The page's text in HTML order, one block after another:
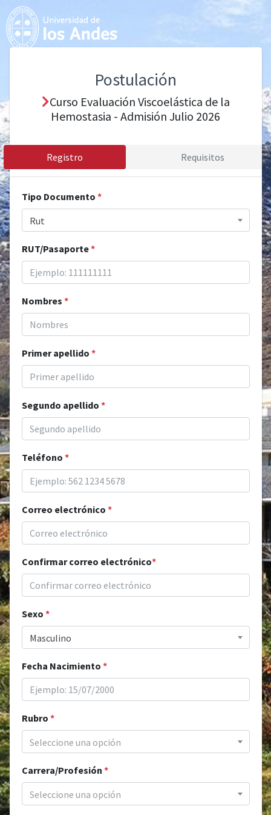
Postulación
Curso Evaluación Viscoelástica de la
Hemostasia - Admisión Julio 2026
Registro Requisitos
Tipo Documento *
Rut
RUT/Pasaporte*
Nombres *
Primer apellido *
Segundo apellido *
Teléfono *
Correo electrónico *
Confirmar correo electrónico*
Sexo *
Masculino
Fecha Nacimiento *
Rubro *
Seleccione una opción
Carrera/Profesión *
Seleccione una opción